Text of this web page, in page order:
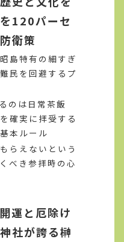
120パーセ
衛策
島特有の細すぎ
民を回避するプ
のは日常茶飯
確実に拝受する
本ルール
らえないという
べき参拝時の心
運と厄除け
社が誇る榊